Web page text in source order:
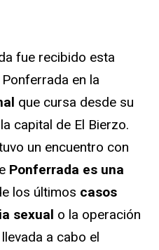
fue recibido esta
en la
que cursa desde su
capital de El Bierzo.
un encuentro con
Ponferrada es una
los últimos casos
sexual o la operación
a cabo el